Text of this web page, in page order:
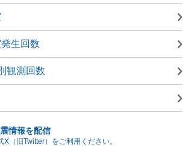
生回数
観測回数
情報を配信
X（旧Twitter）をご利用ください。